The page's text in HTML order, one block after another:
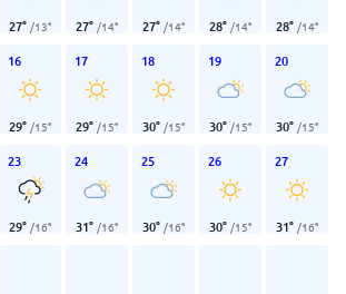
27° /13° 27° /14° 27° /14° 28° /14° 28° /14°
16
29° /15°
17
29° /15°
18
30° /15°
19
30° /15°
20
30° /15°
23
29° /16°
24
31° /16°
25
30° /16°
26
30° /15°
27
31° /16°